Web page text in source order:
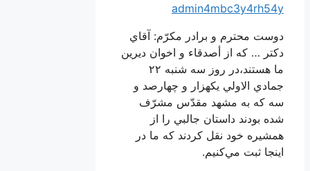
admin4mbc3y4rh54y
دوست محترم و برادر مكرّم: آقاي
دكتر … كه از أصدقاء و اخوان ديرين
ما هستند،در روز سه شنبه ٢٢
جمادي الاولي يكهزار و چهارصد و
سه كه به مشهد مقدّس مشرّف
شده بودند داستان جالبي را از
همشيره خود نقل كردند كه ما در
اينجا ثبت مي‌كنيم.